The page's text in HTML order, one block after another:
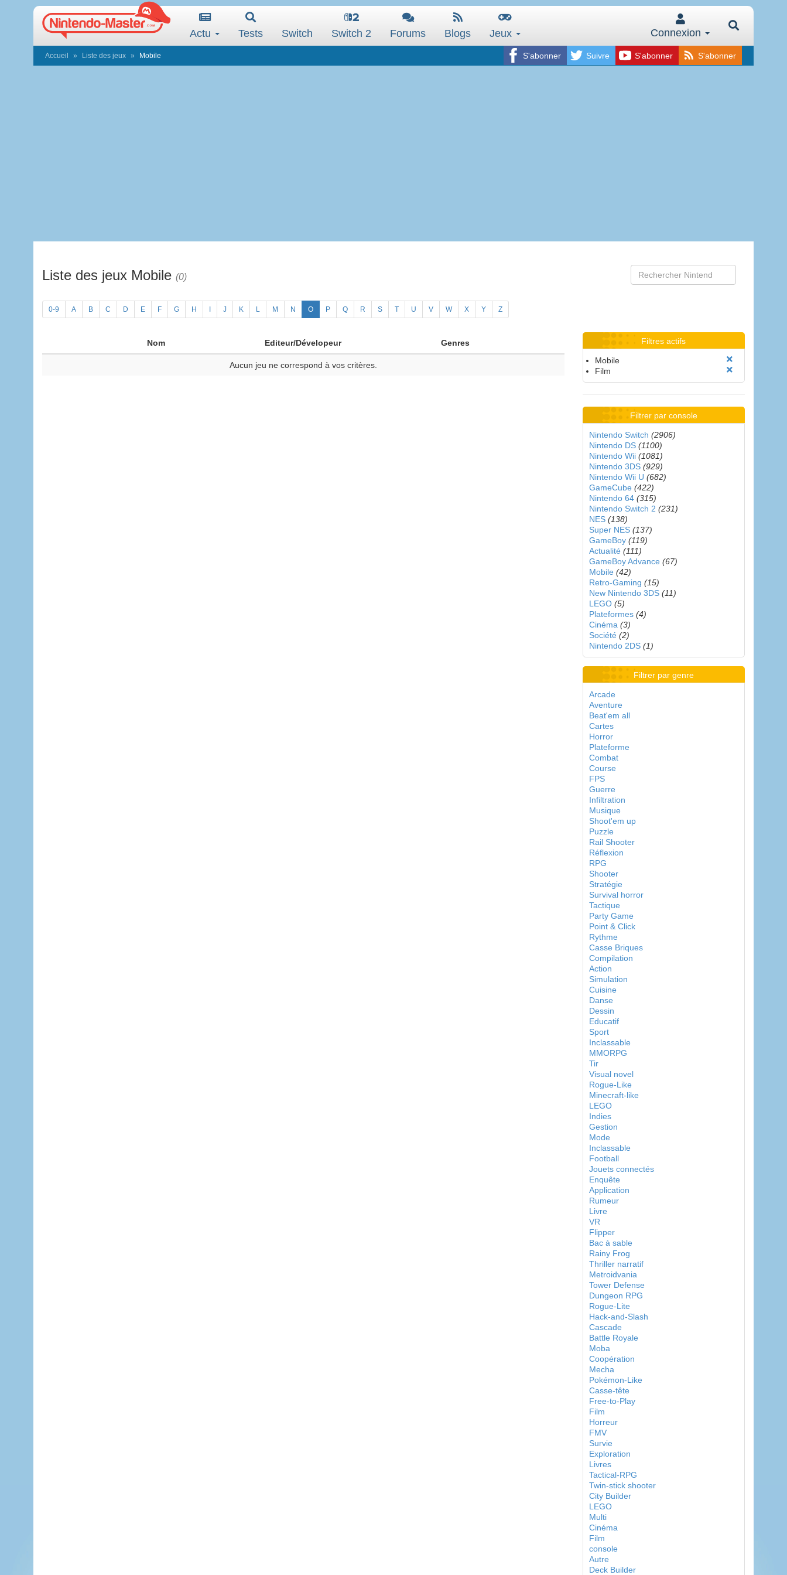
Actu Tests Switch Switch 2 Forums Blogs Jeux Connexion
S'abonner Suivre S'abonner S'abonner
Accueil Liste des jeux Mobile
Liste des jeux Mobile (0)
0-9 A B C D E F G H J K L M N O P Q R S T U V W X Y Z
Nom Editeur/Dévelopeur Genres
Aucun jeu ne correspond à vos critères.
Filtres actifs
Mobile
Film
Filtrer par console
Nintendo Switch (2906)
Nintendo DS (1100)
Nintendo Wii (1081)
Nintendo 3DS (929)
Nintendo Wii U (682)
GameCube (422)
Nintendo 64 (315)
Nintendo Switch 2 (231)
NES (138)
Super NES (137)
GameBoy (119)
Actualité (111)
GameBoy Advance (67)
Mobile (42)
Retro-Gaming (15)
New Nintendo 3DS (11)
LEGO (5)
Plateformes (4)
Cinéma (3)
Société (2)
Nintendo 2DS (1)
Filtrer par genre
Arcade
Aventure
Beat'em all
Cartes
Horror
Plateforme
Combat
Course
FPS
Guerre
Infiltration
Musique
Shoot'em up
Puzzle
Rail Shooter
Réflexion
RPG
Shooter
Stratégie
Survival horror
Tactique
Party Game
Point & Click
Rythme
Casse Briques
Compilation
Action
Simulation
Cuisine
Danse
Dessin
Educatif
Sport
Inclassable
MMORPG
Tir
Visual novel
Rogue-Like
Minecraft-like
LEGO
Indies
Gestion
Mode
Inclassable
Football
Jouets connectés
Enquête
Application
Rumeur
Livre
VR
Flipper
Bac à sable
Rainy Frog
Thriller narratif
Metroidvania
Tower Defense
Dungeon RPG
Rogue-Lite
Hack-and-Slash
Cascade
Battle Royale
Moba
Coopération
Mecha
Pokémon-Like
Casse-tête
Free-to-Play
Film
Horreur
FMV
Survie
Exploration
Livres
Tactical-RPG
Twin-stick shooter
City Builder
LEGO
Multi
Cinéma
Film
console
Autre
Deck Builder